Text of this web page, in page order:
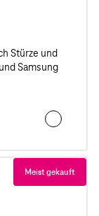
Meist gekauft